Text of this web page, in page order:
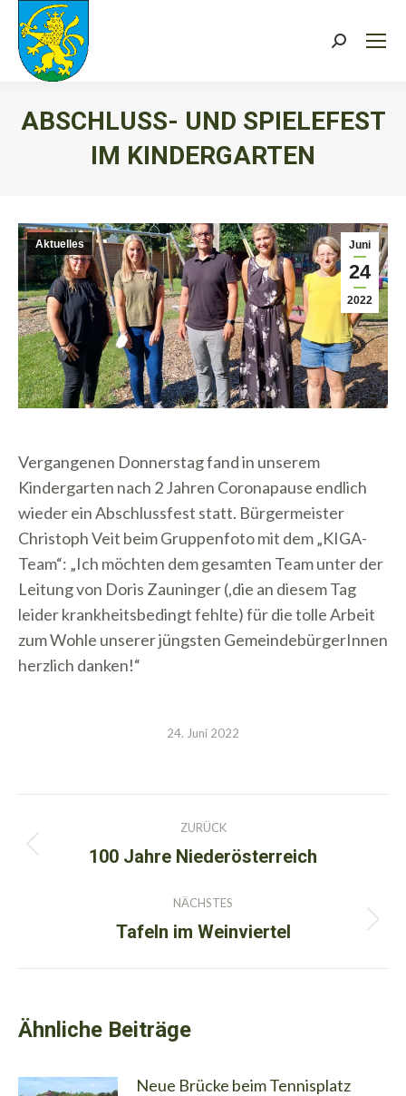
Search:
ABSCHLUSS- UND SPIELEFEST
IM KINDERGARTEN
Juni
24
2022
Aktuelles
Vergangenen Donnerstag fand in unserem
Kindergarten nach 2 Jahren Coronapause endlich
wieder ein Abschlussfest statt. Bürgermeister
Christoph Veit beim Gruppenfoto mit dem „KIGA-
Team“: „Ich möchten dem gesamten Team unter der
Leitung von Doris Zauninger (,die an diesem Tag
leider krankheitsbedingt fehlte) für die tolle Arbeit
zum Wohle unserer jüngsten GemeindebürgerInnen
herzlich danken!“
24. Juni 2022
Kommentarnavigation
ZURÜCK
Vorheriger
100 Jahre Niederösterreich
NÄCHSTES
Nächster
Tafeln im Weinviertel
Ähnliche Beiträge
Neue Brücke beim Tennisplatz